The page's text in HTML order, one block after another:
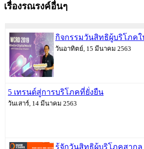
เรื่องรณรงค์อื่นๆ
กิจกรรมวันสิทธิผู้บริโภคใ
วันอาทิตย์, 15 มีนาคม 2563
5 เทรนด์สู่การบริโภคที่ยั่งยืน
วันเสาร์, 14 มีนาคม 2563
รู้จักวันสิทธิผู้บริโภคสากล